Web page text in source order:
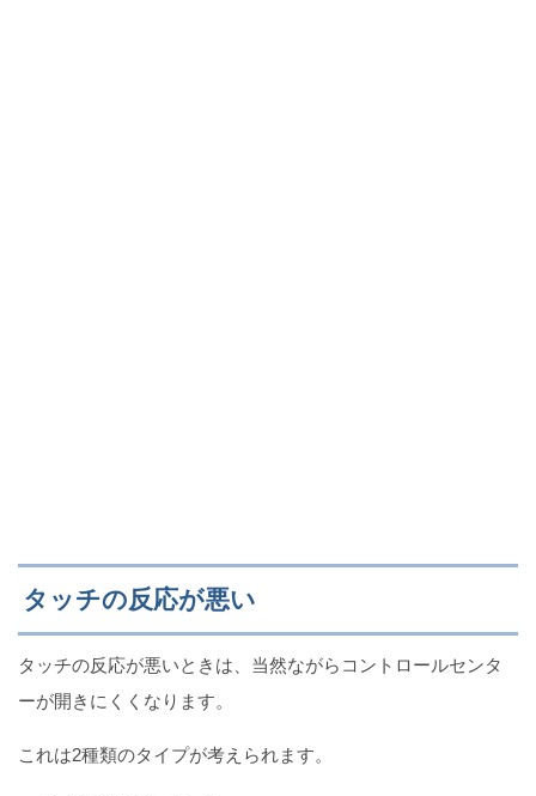
タッチの反応が悪い
タッチの反応が悪いときは、当然ながらコントロールセンタ
ーが開きにくくなります。
これは2種類のタイプが考えられます。